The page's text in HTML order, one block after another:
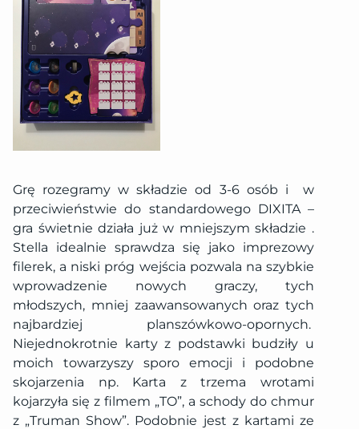
Grę rozegramy w składzie od 3-6 osób i
w
przeciwieństwie do standardowego DIXITA –
gra świetnie działa już w mniejszym składzie .
Stella idealnie sprawdza się jako imprezowy
filerek, a niski próg wejścia pozwala na szybkie
wprowadzenie nowych graczy, tych
młodszych, mniej zaawansowanych oraz tych
najbardziej planszówkowo-opornych.
Niejednokrotnie karty z podstawki budziły u
moich towarzyszy sporo emocji i podobne
skojarzenia np. Karta z trzema wrotami
kojarzyła się z filmem „TO”, a schody do chmur
z „Truman Show”. Podobnie jest z kartami ze